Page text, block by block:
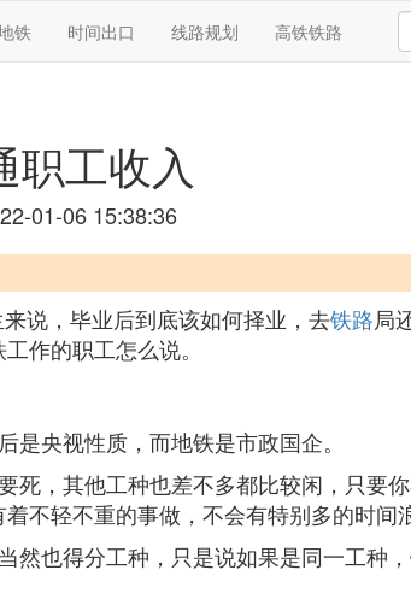
铁 时间出口 线路规划 高铁铁路
职工收入
01-06 15:38:36
说，毕业后到底该如何择业，去铁路局
作的职工怎么说。
央视性质，而地铁是市政国企。
，其他工种也差不多都比较闲，只要
不轻不重的事做，不会有特别多的时间
也得分工种，只是说如果是同一工种